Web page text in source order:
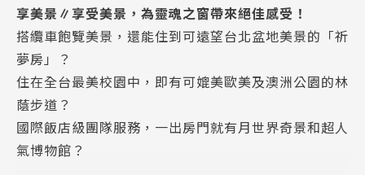
享美景∥享受美景，為靈魂之窗帶來絕佳感受！
搭纜車飽覽美景，還能住到可遠望台北盆地美景的「祈
夢房」？
住在全台最美校園中，即有可媲美歐美及澳洲公園的林
蔭步道？
國際飯店級團隊服務，一出房門就有月世界奇景和超人
氣博物館？